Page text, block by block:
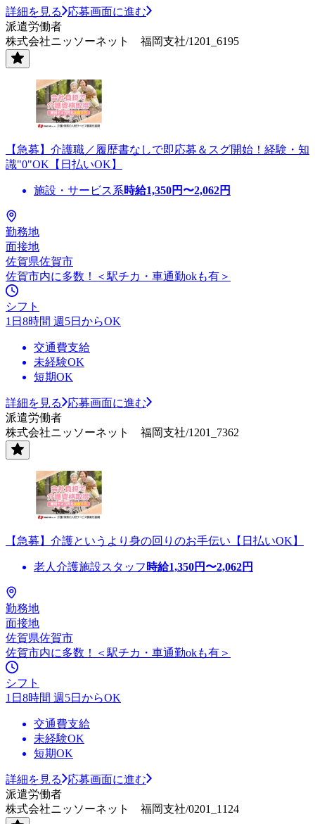
詳細を見る
応募画面に進む
派遣労働者
株式会社ニッソーネット 福岡支社/1201_6195
【急募】介護職／履歴書なしで即応募＆スグ開始！経験・知
識"0"OK【日払いOK】
施設・サービス系時給1,350円〜2,062円
勤務地
面接地
佐賀県佐賀市
佐賀市内に多数！＜駅チカ・車通勤okも有＞
シフト
1日8時間 週5日からOK
交通費支給
未経験OK
短期OK
詳細を見る
応募画面に進む
派遣労働者
株式会社ニッソーネット 福岡支社/1201_7362
【急募】介護というより身の回りのお手伝い【日払いOK】
老人介護施設スタッフ 時給1,350円〜2,062円
勤務地
面接地
佐賀県佐賀市
佐賀市内に多数！＜駅チカ・車通勤okも有＞
シフト
1日8時間 週5日からOK
交通費支給
未経験OK
短期OK
詳細を見る
応募画面に進む
派遣労働者
株式会社ニッソーネット 福岡支社/0201_1124